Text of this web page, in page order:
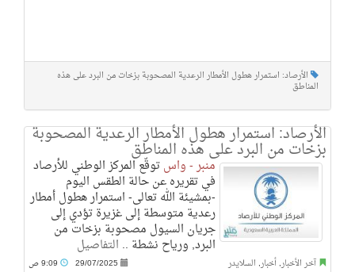
الأرصاد: استمرار هطول الأمطار الرعدية المصحوبة بزخات من البرد على هذه
المناطق
الأرصاد: استمرار هطول الأمطار الرعدية المصحوبة
بزخات من البرد على هذه المناطق
منبر - واستوقّع المركز الوطني للأرصاد
في تقريره عن حالة الطقس اليوم
-بمشيئة الله تعالى- استمرار هطول أمطار
رعدية متوسطة إلى غزيرة تؤدي إلى
جريان السيول مصحوبة بزخات من
البرد, ورياح نشطة .. التفاصيل
آخر الأخبار, أخبار, السلايدر 29/07/2025